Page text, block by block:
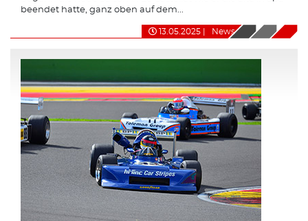
beendet hatte, ganz oben auf dem...
13.05.2025 News